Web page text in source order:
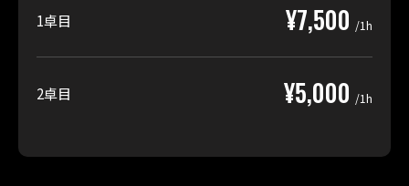
1卓目 ¥7,500 /1h
2卓目 ¥5,000 /1h